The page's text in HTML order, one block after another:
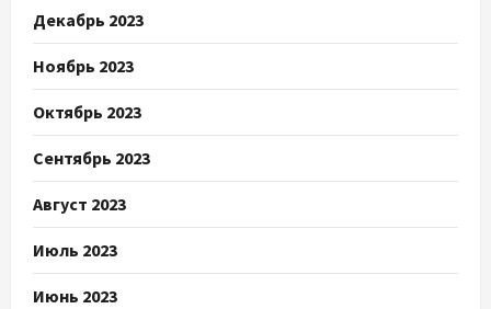
Декабрь 2023
Ноябрь 2023
Октябрь 2023
Сентябрь 2023
Август 2023
Июль 2023
Июнь 2023